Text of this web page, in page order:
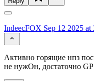
IndeecFOX Sep 12 2025 at
Активно горящие нпз
не нужОн, достаточно